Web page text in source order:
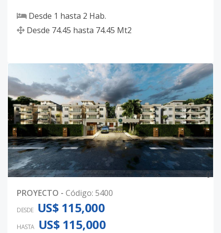
Desde 1 hasta 2 Hab.
Desde 74.45 hasta 74.45 Mt2
0
PROYECTO - Código: 5400
DESDE US$ 115,000
HASTA US$ 115,000